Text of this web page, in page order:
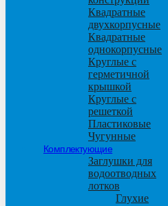
Квадратные
двухкорпусные
Квадратные
однокорпусные
Круглые с
герметичной
крышкой
Круглые с
решеткой
Пластиковые
Чугунные
Комплектующие
Заглушки для
водоотводных
лотков
Глухие